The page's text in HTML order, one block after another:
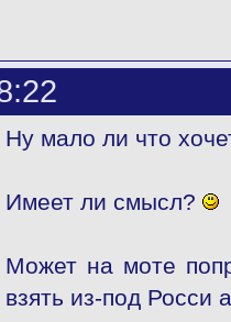
Ну мало ли что
Имеет ли смысл?
Может на моте
взять из-под Росси